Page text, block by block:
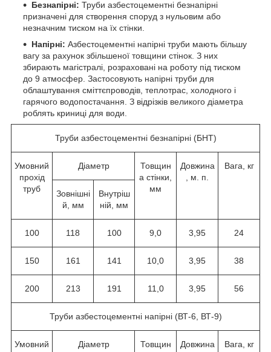
Безнапірні: Труби азбестоцементні безнапірні
призначені для створення споруд з нульовим або
незначним тиском на їх стінки.
Напірні: Азбестоцементні напірні труби мають більшу
вагу за рахунок збільшеної товщини стінок. З них
збирають магістралі, розраховані на роботу під тиском
до 9 атмосфер. Застосовують напірні труби для
облаштування сміттєпроводів, теплотрас, холодного і
гарячого водопостачання. З відрізків великого діаметра
роблять криниці для води.
Труби азбестоцементні безнапірні (БНТ)
Умовний
прохід
труб
Діаметр
Товщин
а стінки,
мм
Довжина
, м. п.
Вага, кг
Зовнішні
й, мм
Внутріш
ній, мм
100 118 100 9,0 3,95 24
150 161 141 10,0 3,95 38
200 213 191 11,0 3,95 56
Труби азбестоцементні напірні (ВТ-6, ВТ-9)
Умовний
Діаметр
Товщин
Довжина
Вага, кг